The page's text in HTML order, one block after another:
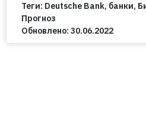
Теги: Deutsche Bank, банки,
Прогноз
Обновлено: 30.06.2022